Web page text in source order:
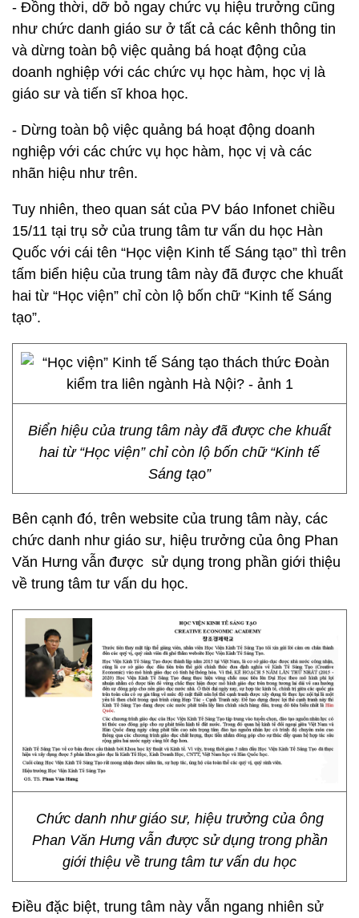
- Đồng thời, dỡ bỏ ngay chức vụ hiệu trưởng cũng
như chức danh giáo sư ở tất cả các kênh thông tin
và dừng toàn bộ việc quảng bá hoạt động của
doanh nghiệp với các chức vụ học hàm, học vị là
giáo sư và tiến sĩ khoa học.
- Dừng toàn bộ việc quảng bá hoạt động doanh
nghiệp với các chức vụ học hàm, học vị và các
nhãn hiệu như trên.
Tuy nhiên, theo quan sát của PV báo Infonet chiều
15/11 tại trụ sở của trung tâm tư vấn du học Hàn
Quốc với cái tên “Học viện Kinh tế Sáng tạo” thì trên
tấm biển hiệu của trung tâm này đã được che khuất
hai từ “Học viện” chỉ còn lộ bốn chữ “Kinh tế Sáng
tạo”.
Biển hiệu của trung tâm này đã được che khuất
hai từ “Học viện” chỉ còn lộ bốn chữ “Kinh tế
Sáng tạo”
Bên cạnh đó, trên website của trung tâm này, các
chức danh như giáo sư, hiệu trưởng của ông Phan
Văn Hưng vẫn được sử dụng trong phần giới thiệu
về trung tâm tư vấn du học.
Chức danh như giáo sư, hiệu trưởng của ông
Phan Văn Hưng vẫn được sử dụng trong phần
giới thiệu về trung tâm tư vấn du học
Điều đặc biệt, trung tâm này vẫn ngang nhiên sử